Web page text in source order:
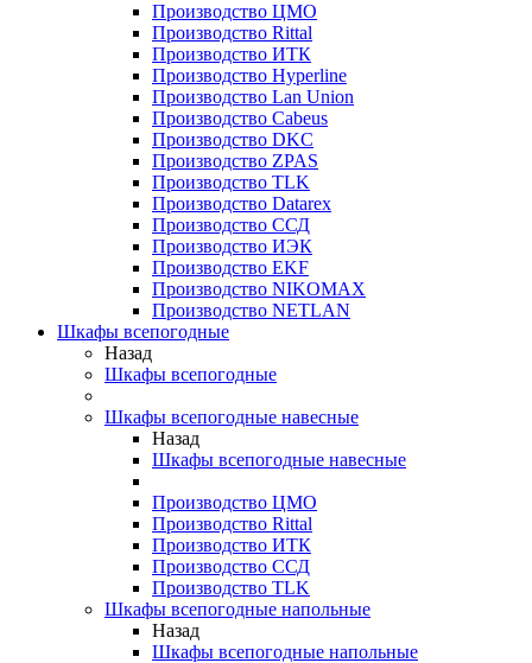
Производство ЦМО
Производство Rittal
Производство ИТК
Производство Hyperline
Производство Lan Union
Производство Cabeus
Производство DKC
Производство ZPAS
Производство TLK
Производство Datarex
Производство ССД
Производство ИЭК
Производство EKF
Производство NIKOMAX
Производство NETLAN
Шкафы всепогодные
Назад
Шкафы всепогодные
Шкафы всепогодные навесные
Назад
Шкафы всепогодные навесные
Производство ЦМО
Производство Rittal
Производство ИТК
Производство ССД
Производство TLK
Шкафы всепогодные напольные
Назад
Шкафы всепогодные напольные